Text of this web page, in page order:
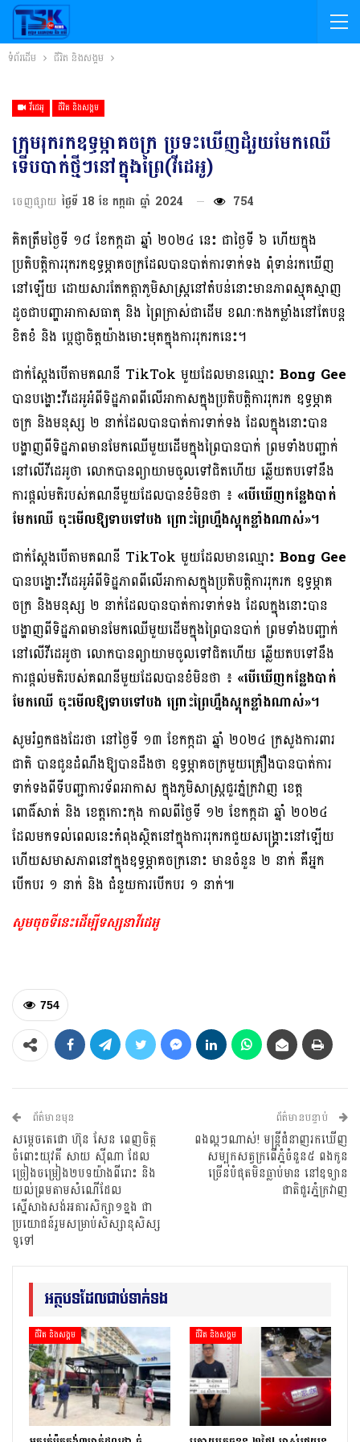
ទំព័រដើម ជីវិត និងសង្គម
វីដេអូ ជីវិត និងសង្គម
ក្រុមរុករកឧទ្ធម្ភាគចក្រ ប្រទះឃើញដំរួយមែកឈើ
ទើបបាក់ថ្មីៗនៅក្នុងព្រៃ​(វីដេអូ)
ចេញផ្សាយ ថ្ងៃទី 18 ខែ កក្កដា ឆ្នាំ 2024 754
គិតត្រឹមថ្ងៃទី​ ១៨ ខែកក្កដា​ ឆ្នាំ​ ២០២៤ នេះ ជាថ្ងៃទី ៦​ ហើយក្នុង
ប្រតិបត្តិការរុករកឧទ្ធម្ភាគចក្រដែលបានបាត់ការទាក់ទង ពុំទាន់រកឃើញ
នៅឡើយ​ ដោយសារតែកត្តាភូមិសាស្ត្រនៅតំបន់នោះមានភាពស្មុគស្មាញ
ដូចជាបញ្ហាអាកាសធាតុ និង ព្រៃក្រាស់ជាដើម ខណៈកងកម្លាំងនៅតែបន្ត
ខិតខំ និង ប្តេជ្ញាចិត្តយ៉ាងមោះមុតក្នុងការរុករកនេះ។
ជាក់ស្ដែងបើតាមគណនី TikTok មួយដែលមានឈ្មោះ Bong Gee
បានបង្ហោះវីដេអូអំពីទិដ្ឋភាពពីលើអាកាសក្នុងប្រតិបត្តិការរុករក ឧទ្ធម្ភាគ
ចក្រ និងមនុស្ស ២​ នាក់ដែលបានបាត់ការទាក់ទង ដែលក្នុងនោះបាន
បង្ហាញពីទិដ្ឋភាពមានមែកឈើមួយដើមក្នុងព្រៃបានបាក់​ ព្រមទាំងបញ្ជាក់
នៅលើវីដេអូថា​ លោកបានព្យាយាមចូលទៅជិតហើយ​ ឆ្លើយតបទៅនឹង
ការផ្ដល់មតិរបស់គណនីមួយដែលបានខំមិនថា ៖ «បើឃើញកន្លែងបាក់
មែកឈើ ចុះមើលឱ្យទាបទៅបង ព្រោះព្រៃហ្នឹងស្តុកខ្លាំងណាស់»។
ជាក់ស្ដែងបើតាមគណនី TikTok មួយដែលមានឈ្មោះ Bong Gee
បានបង្ហោះវីដេអូអំពីទិដ្ឋភាពពីលើអាកាសក្នុងប្រតិបត្តិការរុករក ឧទ្ធម្ភាគ
ចក្រ និងមនុស្ស ២​ នាក់ដែលបានបាត់ការទាក់ទង ដែលក្នុងនោះបាន
បង្ហាញពីទិដ្ឋភាពមានមែកឈើមួយដើមក្នុងព្រៃបានបាក់​ ព្រមទាំងបញ្ជាក់
នៅលើវីដេអូថា​ លោកបានព្យាយាមចូលទៅជិតហើយ​ ឆ្លើយតបទៅនឹង
ការផ្ដល់មតិរបស់គណនីមួយដែលបានខំមិនថា ៖ «បើឃើញកន្លែងបាក់
មែកឈើ ចុះមើលឱ្យទាបទៅបង ព្រោះព្រៃហ្នឹងស្តុកខ្លាំងណាស់»។
សូមរំឭកផងដែរថា នៅថ្ងៃទី ១៣ ខែកក្កដា ឆ្នាំ ២០២៤ ក្រសួងការពារ
ជាតិ បានជូនដំណឹងឱ្យបានដឹងថា ឧទ្ធម្ភាគចក្រមួយគ្រឿងបានបាត់ការ
ទាក់ទងពីទីបញ្ជាការទ័ពអាកាស ក្នុងភូមិសាស្រ្តជួរភ្នំក្រវាញ ខេត្ត
ពោធិ៍សាត់ និង ខេត្តកោះកុង កាលពីថ្ងៃទី ១២ ខែកក្កដា ឆ្នាំ ២០២៤
ដែលមកទល់ពេលនេះកំពុងស្ថិតនៅក្នុងការរុករកជួយសង្រ្គោះនៅឡើយ
ហើយសមាសភាពនៅក្នុងឧទ្ធម្ភាគចក្រនោះ មានចំនួន ២ នាក់ គឺអ្នក
បើកបរ ១ នាក់ និង ជំនួយការបើកបរ ១ នាក់៕
សូមចុចទីនេះដើម្បីទស្សនាវីដេអូ​
754
ព័ត៌មានមុន
សម្ដេចតេជោ ហ៊ុន សែន ពេញចិត្ត
ចំពោះយុវតី សាយ ស៉ីណា ដែល
ច្រៀងចម្រៀង២បទយ៉ាងពីរោះ និង
យល់ព្រមតាមសំណើដែល
ស្នើសាងសង់អគារសិក្សា១ខ្នង ជា
ប្រយោជន៍រួមសម្រាប់សិស្សានុសិស្ស
ទូទៅ
ព័ត៌មានបន្ទាប់
ពងល្អៗណាស់! មន្ត្រីជំនាញរកឃើញ
សម្បុកសត្វក្រពើភ្នំចំនួន៥ ពងកូន
ច្រើនបំផុតមិនធ្លាប់មាន នៅឧទ្យាន
ជាតិជួរភ្នំក្រវាញ
អត្ថបទដែលជាប់ទាក់ទង
ជីវិត និងសង្គម ជីវិត និងសង្គម